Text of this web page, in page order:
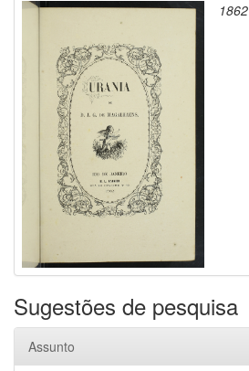
1862
Sugestões de pesquisa
Assunto